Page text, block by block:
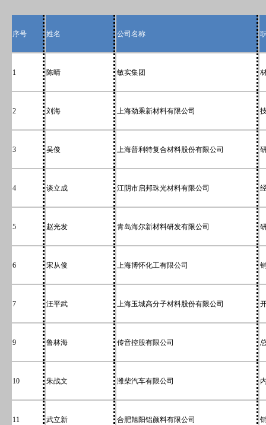
序号 姓名 公司名称
1 陈晴 敏实集团
2 刘海 上海劲乘新材料有限公司
3 吴俊 上海普利特复合材料股份有限公司
4 谈立成 江阴市启邦珠光材料有限公司
5 赵光发 青岛海尔新材料研发有限公司
6 宋从俊 上海博怀化工有限公司
7 汪平武 上海玉城高分子材料股份有限公司
9 鲁林海 传音控股有限公司
10 朱战文 潍柴汽车有限公司
11 武立新 合肥旭阳铝颜料有限公司